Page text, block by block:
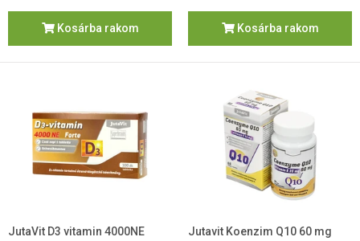
Kosárba rakom Kosárba rakom
JutaVit D3 vitamin 4000NE
Jutavit Koenzim Q10 60 mg